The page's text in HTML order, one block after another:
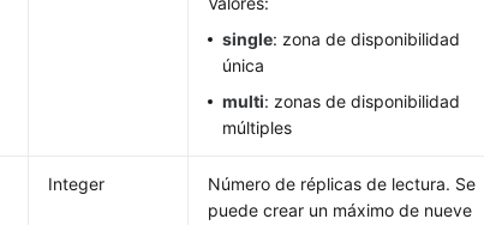
single: zona de disponibilidad
única
multi: zonas de disponibilidad
múltiples
Integer
Número de réplicas de lectura. Se
puede crear un máximo de nueve